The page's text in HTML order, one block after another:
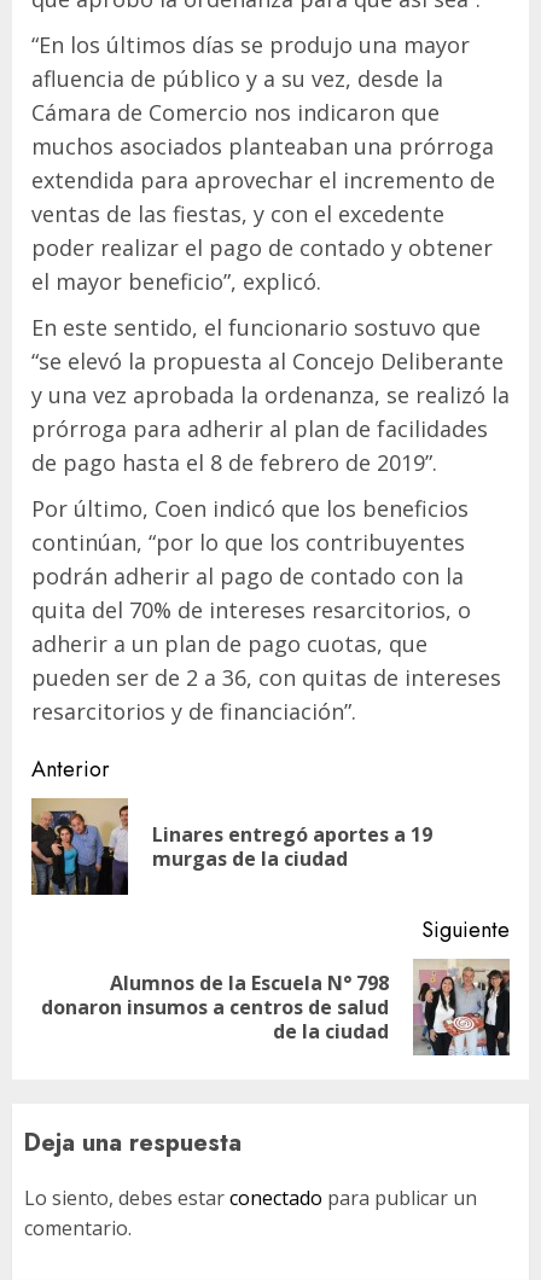
“En los últimos días se produjo una mayor
afluencia de público y a su vez, desde la
Cámara de Comercio nos indicaron que
muchos asociados planteaban una prórroga
extendida para aprovechar el incremento de
ventas de las fiestas, y con el excedente
poder realizar el pago de contado y obtener
el mayor beneficio”, explicó.
En este sentido, el funcionario sostuvo que
“se elevó la propuesta al Concejo Deliberante
y una vez aprobada la ordenanza, se realizó la
prórroga para adherir al plan de facilidades
de pago hasta el 8 de febrero de 2019”.
Por último, Coen indicó que los beneficios
continúan, “por lo que los contribuyentes
podrán adherir al pago de contado con la
quita del 70% de intereses resarcitorios, o
adherir a un plan de pago cuotas, que
pueden ser de 2 a 36, con quitas de intereses
resarcitorios y de financiación”.
Navegación
de
entradas
Anterior
Linares entregó aportes a 19
murgas de la ciudad
Siguiente
Siguiente
Alumnos de la Escuela N° 798
donaron insumos a centros de salud
de la ciudad
Deja una respuesta
Lo siento, debes estarconectado para publicar un
comentario.